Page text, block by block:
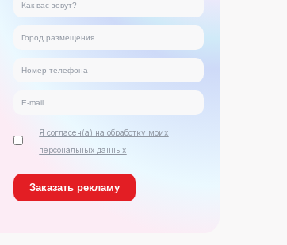
Я согласен(а) на обработку моих
персональных данных